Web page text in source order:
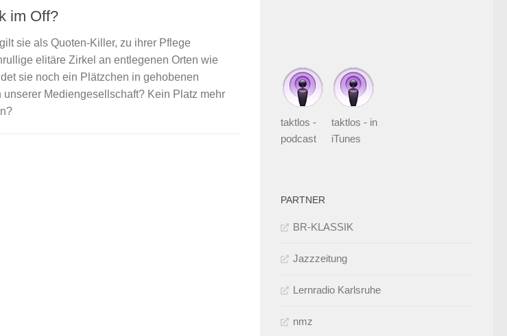
im Off?
sie als Quoten-Killer, zu ihrer Pflege
elitäre Zirkel an entlegenen Orten wie
sie noch ein Plätzchen in gehobenen
Mediengesellschaft? Kein Platz mehr
taktlos -
podcast
taktlos - in
iTunes
PARTNER
BR-KLASSIK
Jazzzeitung
Lernradio Karlsruhe
nmz